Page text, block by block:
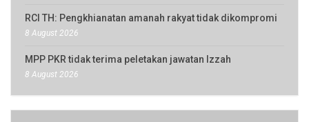
RCI TH: Pengkhianatan amanah rakyat tidak dikompromi
8 August 2026
MPP PKR tidak terima peletakan jawatan Izzah
8 August 2026